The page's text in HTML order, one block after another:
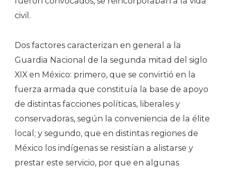
civil.
Dos factores caracterizan en general a la
Guardia Nacional de la segunda mitad del siglo
XIX en México: primero, que se convirtió en la
fuerza armada que constituía la base de apoyo
de distintas facciones políticas, liberales y
conservadoras, según la conveniencia de la élite
local; y segundo, que en distintas regiones de
México los indígenas se resistían a alistarse y
prestar este servicio, por que en algunas